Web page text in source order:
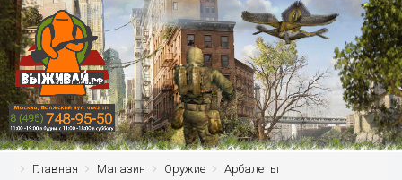
Главная Магазин Оружие
Арбалеты